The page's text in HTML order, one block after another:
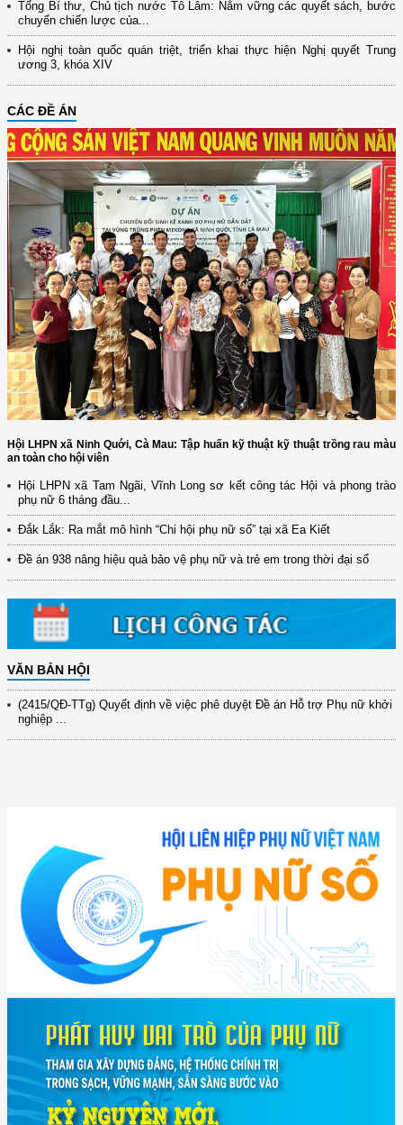
Tổng Bí thư, Chủ tịch nước Tô Lâm: Nắm vững các quyết sách, bước
chuyển chiến lược của...
Hội nghị toàn quốc quán triệt, triển khai thực hiện Nghị quyết Trung
ương 3, khóa XIV
CÁC ĐỀ ÁN
Hội LHPN xã Ninh Quới, Cà Mau: Tập huấn kỹ thuật kỹ thuật trồng rau màu
an toàn cho hội viên
Hội LHPN xã Tam Ngãi, Vĩnh Long sơ kết công tác Hội và phong trào
phụ nữ 6 tháng đầu...
Đắk Lắk: Ra mắt mô hình “Chi hội phụ nữ số” tại xã Ea Kiết
Đề án 938 nâng hiệu quả bảo vệ phụ nữ và trẻ em trong thời đại số
VĂN BẢN HỘI
(12/TB-HĐKH) V/v đăng ký, đề xuất nhiệm vụ Khoa học, công nghệ và
đổi mới ...
(898/KH/ĐCT) Kế hoạch thực hiện Quyết định số 2415/QĐ-TTg ngày
(417/QĐ-BNNMT) Quyết định phê duyệt Chương trình mục tiêu quốc gia
xây dựng ...
(891/KH-ĐCT) Kế hoạch thực hiện Nghị quyết số 72-NQ/TW ngày
9/9/2025 của Bộ ...
(2415/QĐ-TTg) Quyết định về việc phê duyệt Đề án Hỗ trợ Phụ nữ khởi
nghiệp ...